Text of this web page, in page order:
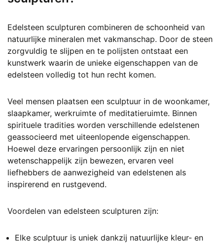
Edelsteen sculpturen combineren de schoonheid van
natuurlijke mineralen met vakmanschap. Door de steen
zorgvuldig te slijpen en te polijsten ontstaat een
kunstwerk waarin de unieke eigenschappen van de
edelsteen volledig tot hun recht komen.
Veel mensen plaatsen een sculptuur in de woonkamer,
slaapkamer, werkruimte of meditatieruimte. Binnen
spirituele tradities worden verschillende edelstenen
geassocieerd met uiteenlopende eigenschappen.
Hoewel deze ervaringen persoonlijk zijn en niet
wetenschappelijk zijn bewezen, ervaren veel
liefhebbers de aanwezigheid van edelstenen als
inspirerend en rustgevend.
Voordelen van edelsteen sculpturen zijn:
Elke sculptuur is uniek dankzij natuurlijke kleur- en